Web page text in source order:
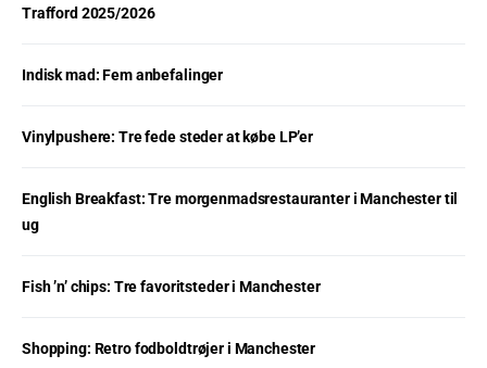
Trafford 2025/2026
Indisk mad: Fem anbefalinger
Vinylpushere: Tre fede steder at købe LP’er
English Breakfast: Tre morgenmadsrestauranter i Manchester til
ug
Fish ’n’ chips: Tre favoritsteder i Manchester
Shopping: Retro fodboldtrøjer i Manchester